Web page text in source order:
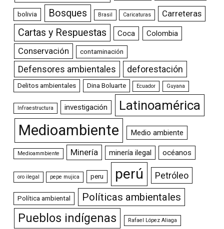
bolivia Bosques Brasil Caricaturas Carreteras
Cartas y Respuestas Coca Colombia
Conservación contaminación
Defensores ambientales deforestación
Delitos ambientales Dina Boluarte Ecuador Guyana
Infraestructura investigación Latinoamérica
Medioambiente Medio ambiente
Medioammbiente Minería minería ilegal océanos
oro ilegal pepe mujica peru perú Petróleo
Política ambiental Políticas ambientales
Pueblos indígenas Rafael López Aliaga